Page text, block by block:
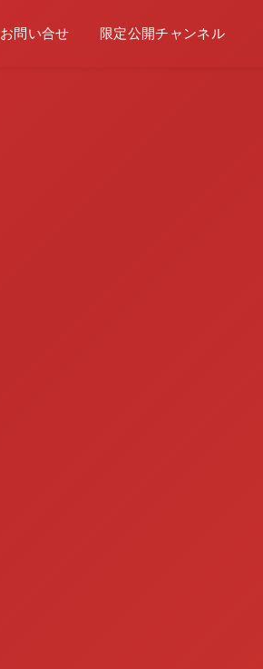
お問い合せ 限定公開チャンネル